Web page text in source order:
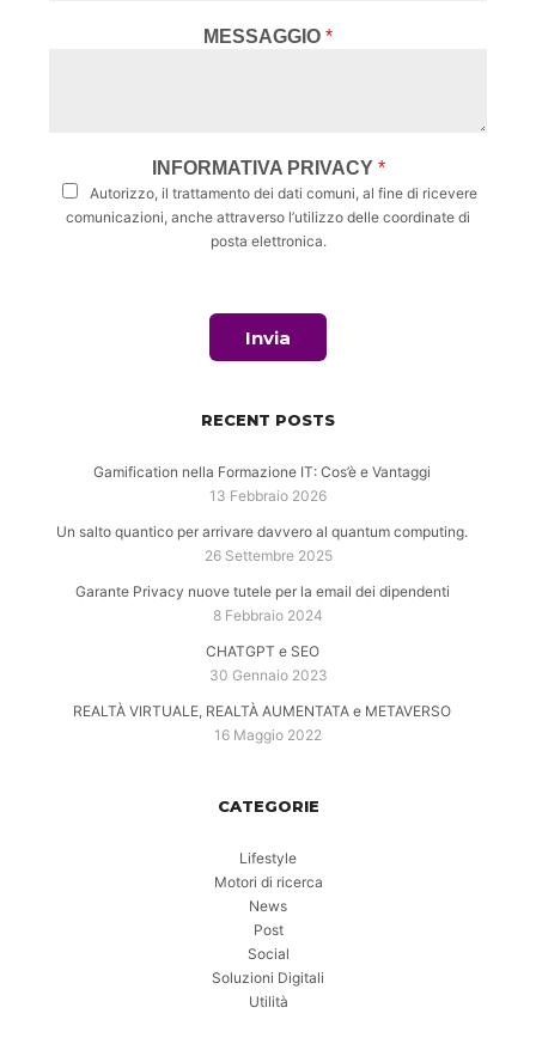
MESSAGGIO *
INFORMATIVA PRIVACY *
Autorizzo, il trattamento dei dati comuni, al fine di ricevere
comunicazioni, anche attraverso l’utilizzo delle coordinate di
posta elettronica.
Invia
RECENT POSTS
Gamification nella Formazione IT: Cos’è e Vantaggi
13 Febbraio 2026
Un salto quantico per arrivare davvero al quantum computing.
26 Settembre 2025
Garante Privacy nuove tutele per la email dei dipendenti
8 Febbraio 2024
CHATGPT e SEO
30 Gennaio 2023
REALTÀ VIRTUALE, REALTÀ AUMENTATA e METAVERSO
16 Maggio 2022
CATEGORIE
Lifestyle
Motori di ricerca
News
Post
Social
Soluzioni Digitali
Utilità